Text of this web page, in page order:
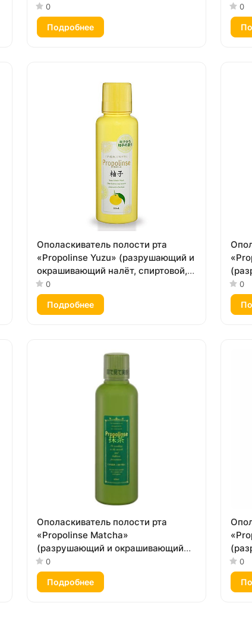
бесспиртовой, вкус «Сакура») 150
мл
0
Подробнее
0
Ополаскиватель полости рта
«Propolinse Yuzu» (разрушающий и
окрашивающий налёт, спиртовой,
вкус «Юдзу») 150 мл
0
Подробнее
и
0
Ополаскиватель полости рта
«Propolinse Matcha»
(разрушающий и окрашивающий
налёт, спиртовой, вкус «Зелёный
чай матча») 600 мл
0
Подробнее
600
0